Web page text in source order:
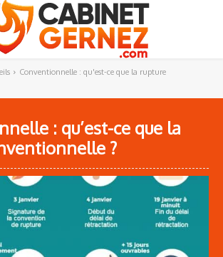
Conventionnelle : qu'est-ce que la rupture
: qu’est-ce que la
?